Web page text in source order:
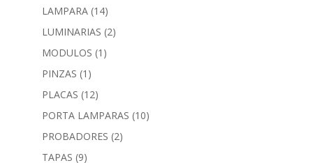
LAMPARA (14)
LUMINARIAS (2)
MODULOS (1)
PINZAS (1)
PLACAS (12)
PORTA LAMPARAS (10)
PROBADORES (2)
TAPAS (9)